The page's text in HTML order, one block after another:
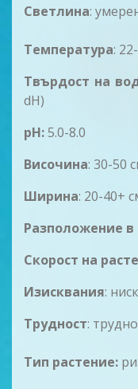
Светлина:
Температура:
Твърдост на
dH)
pH:5.0-8.0
Височина: 30-50
Ширина: 20-40+
Разположение
Скорост на
Изисквания:
Трудност: трудно
Тип растение: